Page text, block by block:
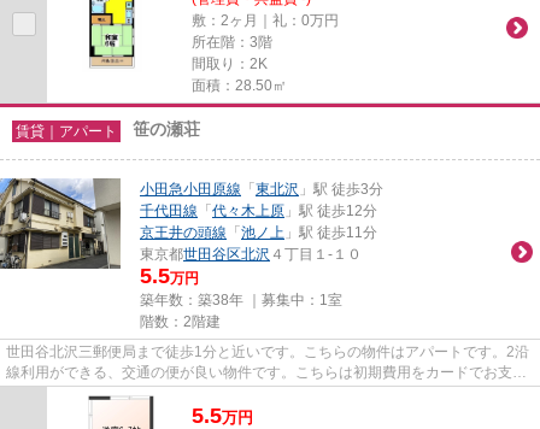
敷：2ヶ月｜礼：0万円
所在階：3階
間取り：2K
面積：28.50㎡
賃貸｜アパート 笹の瀬荘
小田急小田原線 「東北沢 」駅 徒歩3分
千代田線 「代々木上原 」駅 徒歩12分
京王井の頭線 「池ノ上 」駅 徒歩11分
東京都世田谷区北沢 ４丁目１-１０
5.5万円
築年数：築38年 ｜募集中： 1室
階数：2階建
世田谷北沢三郵便局まで徒歩1分と近いです。こちらの物件はアパートです。2沿
線利用ができる、交通の便が良い物件です。こちらは初期費用をカードでお支払
いいただける物件です。小田...
5.5万円